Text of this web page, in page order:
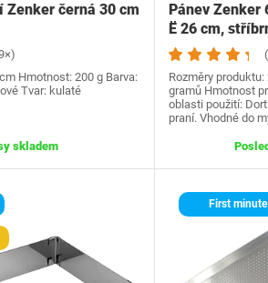
Zenker černá 30 cm
Hmotnost: ‎200 g Barva:
Tvar: kulaté
skladem
Pánev Zenker
Ë 26 cm,
Rozměry produktu:
gramů Hmotnost
oblasti použití:
praní. Vhodné do
First minute